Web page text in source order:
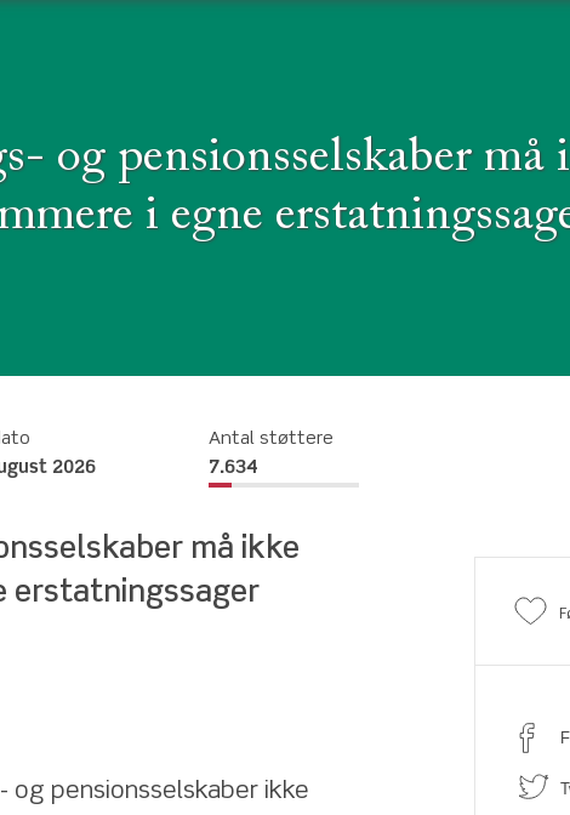
og pensionsselskaber må
i egne
2026
Antal støttere
7.634
må ikke
erstatningssager
og pensionsselskaber ikke